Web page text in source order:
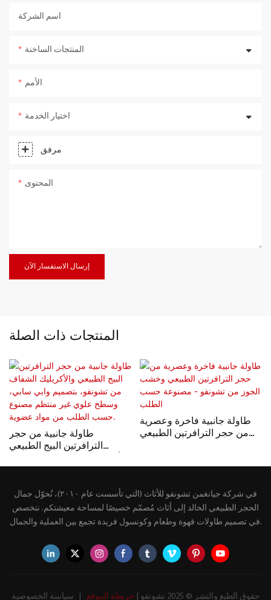
اسم الشركة
المنتجات الساخنة
الأمم
اختيار الخدمة
مرفق
المحتوى
إرسال الاستفسار الآن
المنتجات ذات الصلة
طاولة جانبية من حجر
الترافرتين البيج الطبيعي
حسب الطلب من مواد عضوية.
طاولة جانبية فاخرة وعصرية
من حجر الترافرتين الطبيعي
في شركة جيانغمن تشونفو للأثاث (التي تأسست عام ٢٠١٠)، نُحوّل جمال
الحجر الطبيعي الخالد إلى أثاث مُصمّم خصيصًا لمساحة معيشتكم. نتخصص
في تصميم طاولات قهوة وطعام وكونسول فريدة تجمع بين العملية والجمال.
حقوق الطبع والنشر © 2025 تشونفو | خريطة الموقع سياسة الخصوصية